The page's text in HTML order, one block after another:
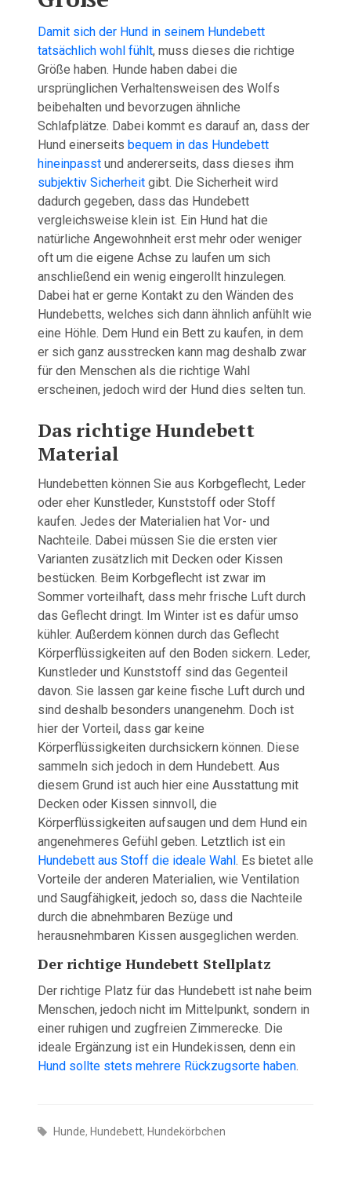
Damit sich der Hund in seinem Hundebett
tatsächlich wohl fühlt, muss dieses die richtige
Größe haben. Hunde haben dabei die
ursprünglichen Verhaltensweisen des Wolfs
beibehalten und bevorzugen ähnliche
Schlafplätze. Dabei kommt es darauf an, dass der
Hund einerseits bequem in das Hundebett
hineinpasst und andererseits, dass dieses ihm
subjektiv Sicherheit gibt. Die Sicherheit wird
dadurch gegeben, dass das Hundebett
vergleichsweise klein ist. Ein Hund hat die
natürliche Angewohnheit erst mehr oder weniger
oft um die eigene Achse zu laufen um sich
anschließend ein wenig eingerollt hinzulegen.
Dabei hat er gerne Kontakt zu den Wänden des
Hundebetts, welches sich dann ähnlich anfühlt wie
eine Höhle. Dem Hund ein Bett zu kaufen, in dem
er sich ganz ausstrecken kann mag deshalb zwar
für den Menschen als die richtige Wahl
erscheinen, jedoch wird der Hund dies selten tun.
Das richtige Hundebett
Material
Hundebetten können Sie aus Korbgeflecht, Leder
oder eher Kunstleder, Kunststoff oder Stoff
kaufen. Jedes der Materialien hat Vor- und
Nachteile. Dabei müssen Sie die ersten vier
Varianten zusätzlich mit Decken oder Kissen
bestücken. Beim Korbgeflecht ist zwar im
Sommer vorteilhaft, dass mehr frische Luft durch
das Geflecht dringt. Im Winter ist es dafür umso
kühler. Außerdem können durch das Geflecht
Körperflüssigkeiten auf den Boden sickern. Leder,
Kunstleder und Kunststoff sind das Gegenteil
davon. Sie lassen gar keine fische Luft durch und
sind deshalb besonders unangenehm. Doch ist
hier der Vorteil, dass gar keine
Körperflüssigkeiten durchsickern können. Diese
sammeln sich jedoch in dem Hundebett. Aus
diesem Grund ist auch hier eine Ausstattung mit
Decken oder Kissen sinnvoll, die
Körperflüssigkeiten aufsaugen und dem Hund ein
angenehmeres Gefühl geben. Letztlich ist ein
Hundebett aus Stoff die ideale Wahl. Es bietet alle
Vorteile der anderen Materialien, wie Ventilation
und Saugfähigkeit, jedoch so, dass die Nachteile
durch die abnehmbaren Bezüge und
herausnehmbaren Kissen ausgeglichen werden.
Der richtige Hundebett Stellplatz
Der richtige Platz für das Hundebett ist nahe beim
Menschen, jedoch nicht im Mittelpunkt, sondern in
einer ruhigen und zugfreien Zimmerecke. Die
ideale Ergänzung ist ein Hundekissen, denn ein
Hund sollte stets mehrere Rückzugsorte haben.
Hunde, Hundebett, Hundekörbchen